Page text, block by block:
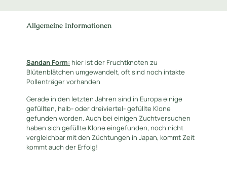
Allgemeine Informationen
Sandan Form: hier ist der Fruchtknoten zu
Blütenblätchen umgewandelt, oft sind noch intakte
Pollenträger vorhanden
Gerade in den letzten Jahren sind in Europa einige
gefüllten, halb- oder dreiviertel- gefüllte Klone
gefunden worden. Auch bei einigen Zuchtversuchen
haben sich gefüllte Klone eingefunden, noch nicht
vergleichbar mit den Züchtungen in Japan, kommt Zeit
kommt auch der Erfolg!